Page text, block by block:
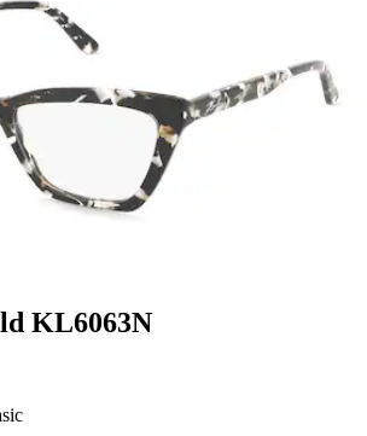
KL6063N